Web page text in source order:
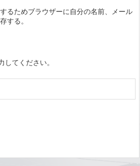
るためブラウザーに自分の名前、メール
する。
てください。